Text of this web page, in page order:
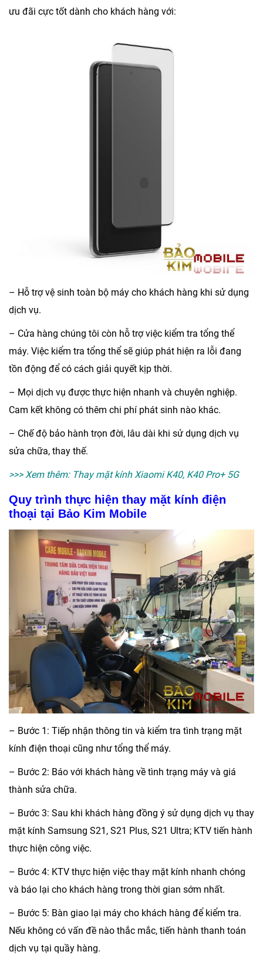
ưu đãi cực tốt dành cho khách hàng với:
– Hỗ trợ vệ sinh toàn bộ máy cho khách hàng khi sử dụng
dịch vụ.
– Cửa hàng chúng tôi còn hỗ trợ việc kiểm tra tổng thể
máy. Việc kiểm tra tổng thể sẽ giúp phát hiện ra lỗi đang
tồn động để có cách giải quyết kịp thời.
– Mọi dịch vụ được thực hiện nhanh và chuyên nghiệp.
Cam kết không có thêm chi phí phát sinh nào khác.
– Chế độ bảo hành trọn đời, lâu dài khi sử dụng dịch vụ
sửa chữa, thay thế.
>>> Xem thêm: Thay mặt kính Xiaomi K40, K40 Pro+ 5G
Quy trình thực hiện thay mặt kính điện
thoại tại Bảo Kim Mobile
– Bước 1: Tiếp nhận thông tin và kiểm tra tình trạng mặt
kính điện thoại cũng như tổng thể máy.
– Bước 2: Báo với khách hàng về tình trạng máy và giá
thành sửa chữa.
– Bước 3: Sau khi khách hàng đồng ý sử dụng dịch vụ thay
mặt kính Samsung S21, S21 Plus, S21 Ultra; KTV tiến hành
thực hiện công việc.
– Bước 4: KTV thực hiện việc thay mặt kính nhanh chóng
và báo lại cho khách hàng trong thời gian sớm nhất.
– Bước 5: Bàn giao lại máy cho khách hàng để kiểm tra.
Nếu không có vấn đề nào thắc mắc, tiến hành thanh toán
dịch vụ tại quầy hàng.